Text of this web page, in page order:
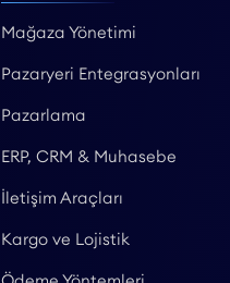
Mağaza Yönetimi
Pazaryeri Entegrasyonları
Pazarlama
ERP, CRM & Muhasebe
İletişim Araçları
Kargo ve Lojistik